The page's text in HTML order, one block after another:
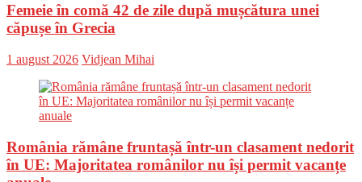
Femeie în comă 42 de zile după mușcătura unei
căpușe în Grecia
Posted
1 august 2026 Author
Vidjean Mihai
România rămâne fruntașă într-un clasament nedorit
în UE: Majoritatea românilor nu își permit vacanțe